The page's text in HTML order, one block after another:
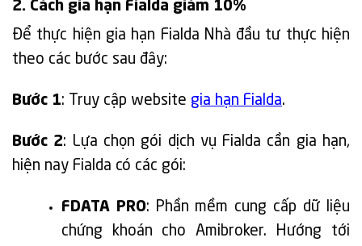
2. Cách gia hạn Fialda giảm 10%
Để thực hiện gia hạn Fialda Nhà đầu tư thực hiện
theo các bước sau đây:
Bước 1: Truy cập website gia hạn Fialda.
Bước 2: Lựa chọn gói dịch vụ Fialda cần gia hạn,
hiện nay Fialda có các gói:
FDATA PRO: Phần mềm cung cấp dữ liệu
chứng khoán cho Amibroker. Hướng tới